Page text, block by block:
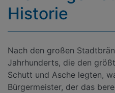
Historie
Nach den großen
Jahrhunderts, die den
Schutt und Asche legten,
Bürgermeister, der das